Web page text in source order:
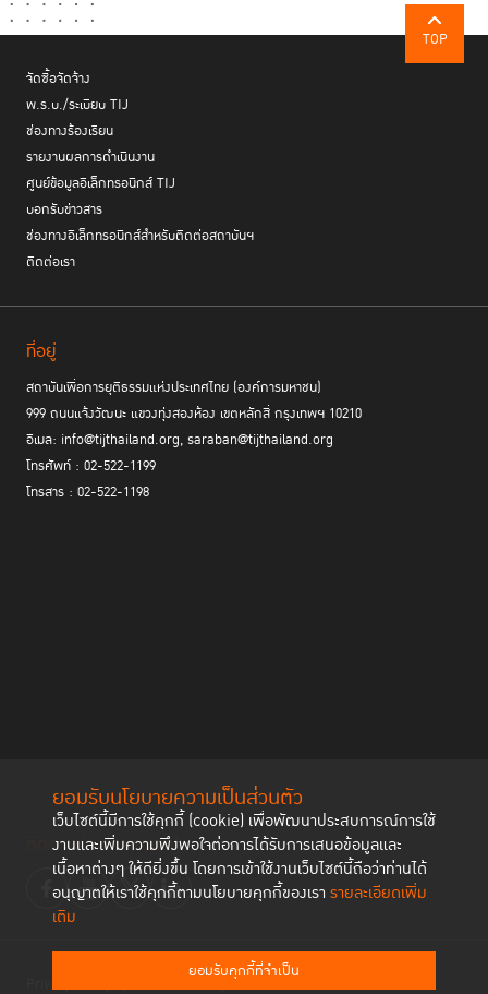
ยอมรับนโยบายความเป็นส่วนตัว
เว็บไซต์นี้มีการใช้คุกกี้ (cookie) เพื่อพัฒนาประสบการณ์การใช้
งานและเพิ่มความพึงพอใจต่อการได้รับการเสนอข้อมูลและ
เนื้อหาต่างๆ ให้ดียิ่งขึ้น โดยการเข้าใช้งานเว็บไซต์นี้ถือว่าท่านได้
อนุญาตให้เราใช้คุกกี้ตามนโยบายคุกกี้ของเรา รายละเอียดเพิ่ม
เติม
ยอมรับคุกกี้ที่จำเป็น
สำหรับกิจกรรมในครั้งนี้ ครูแกนนำจำนวน 30 คน จากโรงเรียนนำร่องในพื้นที่
กรุงเทพมหานคร 6 โรงเรียน ได้แก่ โรงเรียนการเคหะท่าทราย โรงเรียนเคหะ
ทุ่งสองห้องวิทยา 1 โรงเรียนเคหะทุ่งสองห้องวิทยา 2 โรงเรียนทุ่งสองห้อง (คุป
ตัษเฐียรอุทิศ) โรงเรียนบางเขน (ไว้สาลีอนุสรณ์) และ โรงเรียนวัดหลักสี่
(ทองใบทิวารีวิทยา) ได้ร่วมแลกเปลี่ยนความคิดเห็นและถอดบทเรียนกันใน
ประเด็น
ประสบการณ์การนำ RJ ไปใช้ในโรงเรียน ตั้งแต่เริ่มต้น การปฏิบัติจริง ความ
ใช้เพื่อเสริมสร้างแนวทางการใช้ RJ ในโรงเรียน
การขยายผลการนำ RJ ไปใช้ในโรงเรียนอื่น ๆ และให้เป็นส่วนหนึ่งของ
วัฒนธรรมโรงเรียน
การสะท้อนประสบการณ์การใช้แพลตฟอร์มระบบ So Safe เพื่อแจ้งเหตุและ
เชื่อมต่อความช่วยเหลือสู่การแก้ไขปัญหาสังคมอย่างปลอดภัยและยั่งยืนต่อ
ไป
TIJ และภาคีเครือข่ายมุ่งหวังที่จะร่วมกันพัฒนาเครือข่าย RJ Leading
Teachers พัฒนาเครื่องมือที่เหมาะสมกับบริบทโรงเรียนไทย เชื่อมโยงกับระบบ
ส่งต่อและเครือข่ายสนับสนุนที่เกี่ยวข้อง รวมถึงถอดบทเรียนสู่ข้อเสนอเชิง
โรงเรียนให้เป็นพื้นที่ปลอดภัย สนองตอบความต้องการของทั้งเด็กและเยาวชน
ตลอดจนบุคลากรในสถานศึกษาต่อไป
TOP
จัดซื้อจัดจ้าง
พ.ร.บ./ระเบียบ TIJ
ช่องทางร้องเรียน
รายงานผลการดำเนินงาน
ศูนย์ข้อมูลอิเล็กทรอนิกส์ TIJ
บอกรับข่าวสาร
ช่องทางอิเล็กทรอนิกส์สำหรับติดต่อสถาบันฯ
ติดต่อเรา
ที่อยู่
สถาบันเพื่อการยุติธรรมแห่งประเทศไทย (องค์การมหาชน)
999 ถนนแจ้งวัฒนะ แขวงทุ่งสองห้อง เขตหลักสี่ กรุงเทพฯ 10210
อีเมล: info@tijthailand.org, saraban@tijthailand.org
โทรศัพท์ : 02-522-1199
โทรสาร : 02-522-1198
ติดตามช่องทาง social
Privacy Policy Cookies Policy